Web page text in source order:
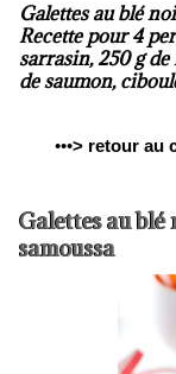
Galettes au blé
Recette pour 4
sarrasin, 250 g
de saumon,
•••> retour au
Galettes au blé
samoussa